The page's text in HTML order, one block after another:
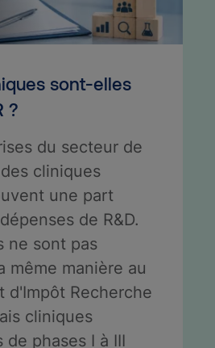
sont-elles
?
du secteur de
cliniques
une part
de R&D.
ne sont pas
même manière au
d'Impôt Recherche
cliniques
phases I à III